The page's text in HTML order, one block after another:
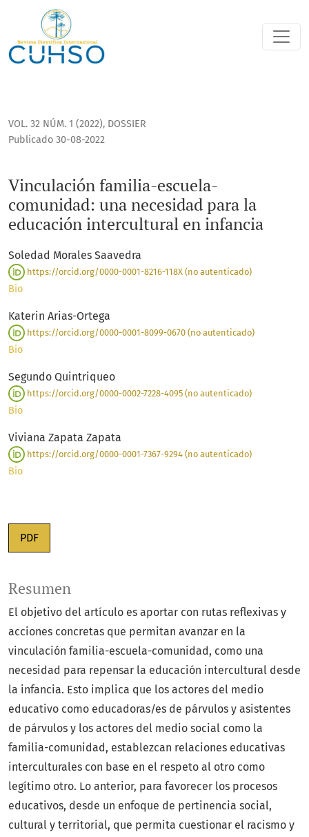
Vinculación familia-escuela-comunidad: una necesidad
VOL. 32 NÚM. 1 (2022), DOSSIER
Vinculación familia-escuela-
comunidad: una necesidad para la
educación intercultural en infancia
Publicado 30-08-2022
Soledad Morales Saavedra
https://orcid.org/0000-0001-8216-118X (no autenticado)
Bio
Katerin Arias-Ortega
https://orcid.org/0000-0001-8099-0670 (no autenticado)
Bio
Segundo Quintriqueo
https://orcid.org/0000-0002-7228-4095 (no autenticado)
Bio
Viviana Zapata Zapata
https://orcid.org/0000-0001-7367-9294 (no autenticado)
Bio
PDF
Resumen
El objetivo del artículo es aportar con rutas reflexivas y
acciones concretas que permitan avanzar en la
vinculación familia-escuela-comunidad, como una
necesidad para repensar la educación intercultural desde
la infancia. Esto implica que los actores del medio
educativo como educadoras/es de párvulos y asistentes
de párvulos y los actores del medio social como la
familia-comunidad, establezcan relaciones educativas
interculturales con base en el respeto al otro como
legítimo otro. Lo anterior, para favorecer los procesos
educativos, desde un enfoque de pertinencia social,
cultural y territorial, que permita cuestionar el racismo y